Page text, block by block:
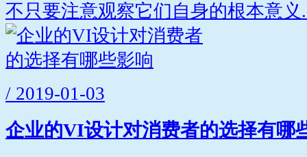
不只要注意观察它们自身的根本意义
/ 2019-01-03
企业的VI设计对消费者的选择有哪